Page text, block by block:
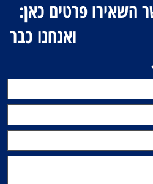
השאירו פרטים כאן:
כבר